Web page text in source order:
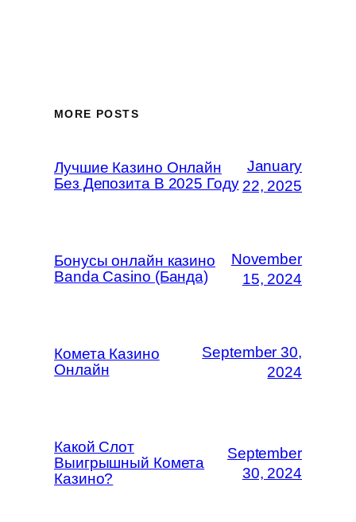
MORE POSTS
Лучшие Казино Онлайн
Без Депозита В 2025 Году
January
22, 2025
Бонусы онлайн казино
Banda Casino (Банда)
November
15, 2024
Комета Казино
Онлайн
September 30,
2024
Какой Слот
Выигрышный Комета
Казино?
September
30, 2024